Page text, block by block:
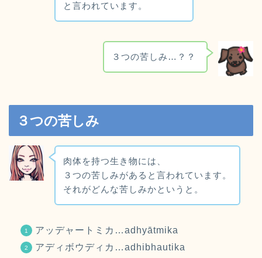
と言われています。
３つの苦しみ…？？
３つの苦しみ
肉体を持つ生き物には、
３つの苦しみがあると言われています。
それがどんな苦しみかというと。
アッデャートミカ…adhyātmika
アディボウディカ…adhibhautika